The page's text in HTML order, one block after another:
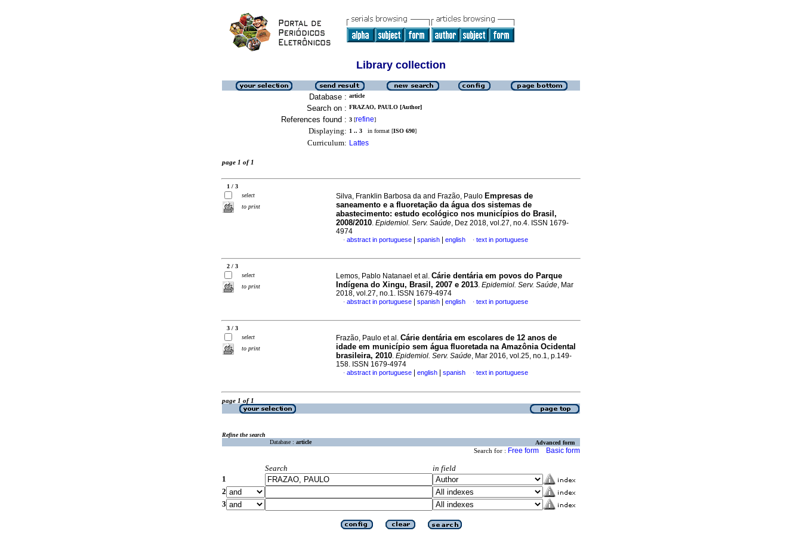
Library collection
Database : article
Search on : FRAZAO, PAULO [Author]
References found : 3 [refine]
Displaying: 1 .. 3 in format [ISO 690]
Curriculum: Lattes
page 1 of 1
1 / 3
select
to print
Silva, Franklin Barbosa da and Frazão, Paulo Empresas de
saneamento e a fluoretação da água dos sistemas de
abastecimento: estudo ecológico nos municípios do Brasil,
2008/2010. Epidemiol. Serv. Saúde, Dez 2018, vol.27, no.4. ISSN 1679-
4974
· abstract in portuguese spanish english · text in portuguese
2 / 3
select
to print
Lemos, Pablo Natanael et al. Cárie dentária em povos do Parque
Indígena do Xingu, Brasil, 2007 e 2013. Epidemiol. Serv. Saúde, Mar
2018, vol.27, no.1. ISSN 1679-4974
· abstract in portuguese spanish english · text in portuguese
3 / 3
select
to print
Frazão, Paulo et al. Cárie dentária em escolares de 12 anos de
idade em município sem água fluoretada na Amazônia Ocidental
brasileira, 2010. Epidemiol. Serv. Saúde, Mar 2016, vol.25, no.1, p.149-
158. ISSN 1679-4974
· abstract in portuguese english spanish · text in portuguese
page 1 of 1
Refine the search
Database : article Advanced form
Search for : Free form Basic form
Search
in field
1
2
3